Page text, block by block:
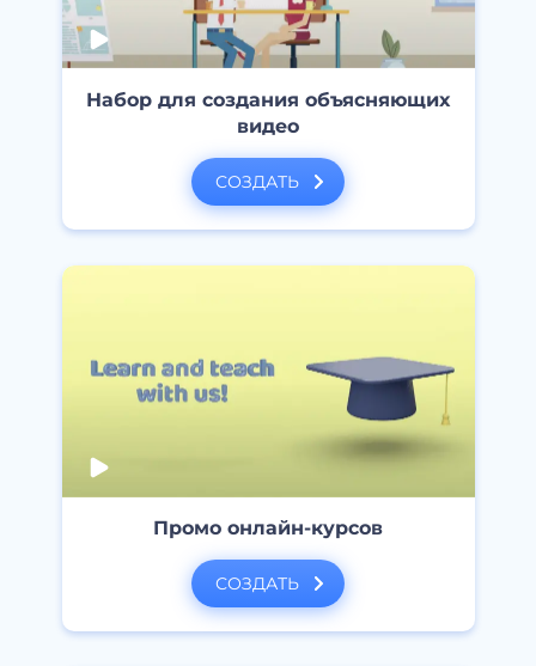
Набор для создания объясняющих
видео
СОЗДАТЬ
Промо онлайн-курсов
СОЗДАТЬ